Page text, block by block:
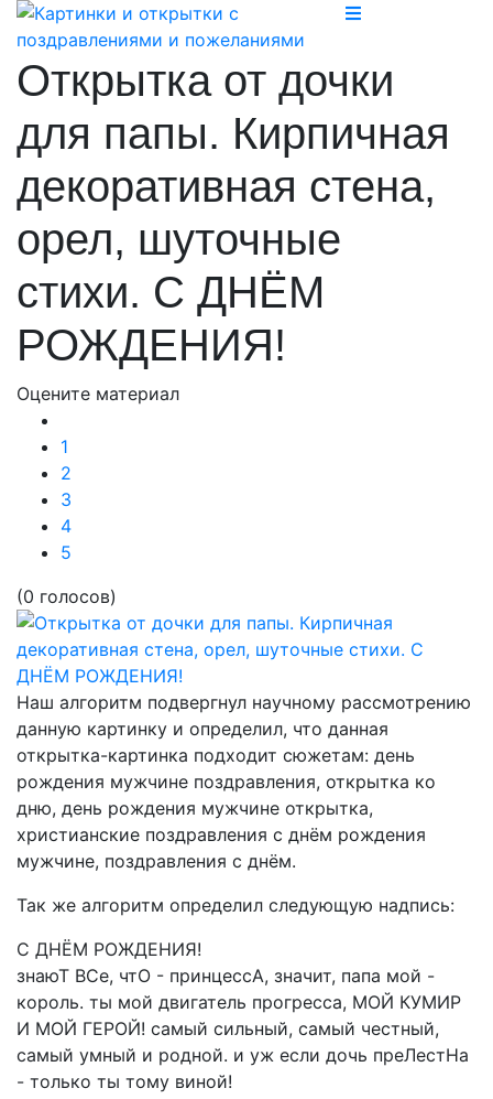
Открытка от дочки
для папы. Кирпичная
декоративная стена,
орел, шуточные
стихи. С ДНЁМ
РОЖДЕНИЯ!
Оцените материал
1
2
3
4
5
(0 голосов)
Наш алгоритм подвергнул научному рассмотрению
данную картинку и определил, что данная
открытка-картинка подходит сюжетам: день
рождения мужчине поздравления, открытка ко
дню, день рождения мужчине открытка,
христианские поздравления с днём рождения
мужчине, поздравления с днём.
Так же алгоритм определил следующую надпись:
С ДНЁМ РОЖДЕНИЯ!
знаюТ ВСе, чтО - принцессА, значит, папа мой -
король. ты мой двигатель прогресса, МОЙ КУМИР
И МОЙ ГЕРОЙ! самый сильный, самый честный,
самый умный и родной. и уж если дочь преЛестНа
- только ты тому виной!